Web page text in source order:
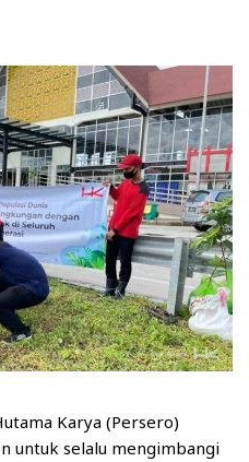
Karya (Persero)
untuk selalu mengimbangi